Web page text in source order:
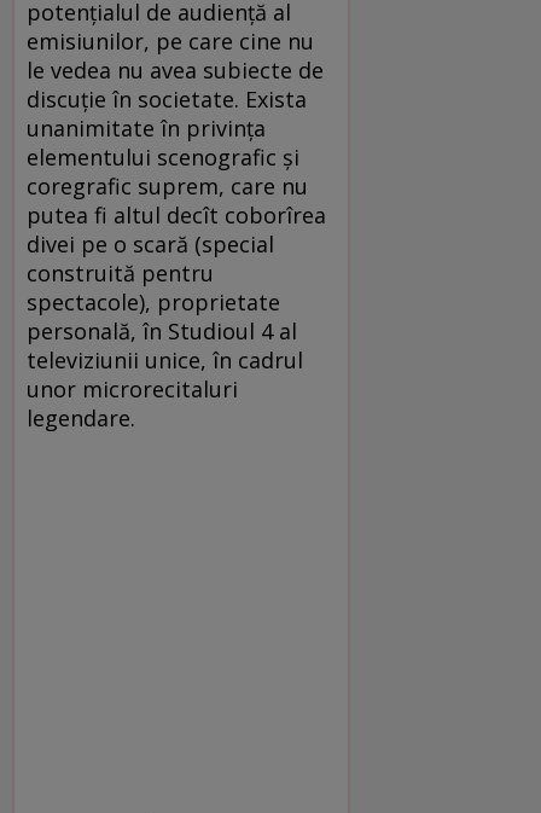
potenţialul de audienţă al
emisiunilor, pe care cine nu
le vedea nu avea subiecte de
discuţie în societate. Exista
unanimitate în privinţa
elementului scenografic şi
coregrafic suprem, care nu
putea fi altul decît coborîrea
divei pe o scară (special
construită pentru
spectacole), proprietate
personală, în Studioul 4 al
televiziunii unice, în cadrul
unor microrecitaluri
legendare.